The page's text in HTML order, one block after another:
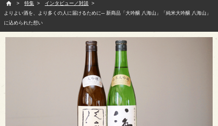
特集
インタビュー／対談
よりよい酒を、より多くの人に届けるために─ 新商品「大吟醸 八海山」「純米大吟醸 八海山」
に込められた想い